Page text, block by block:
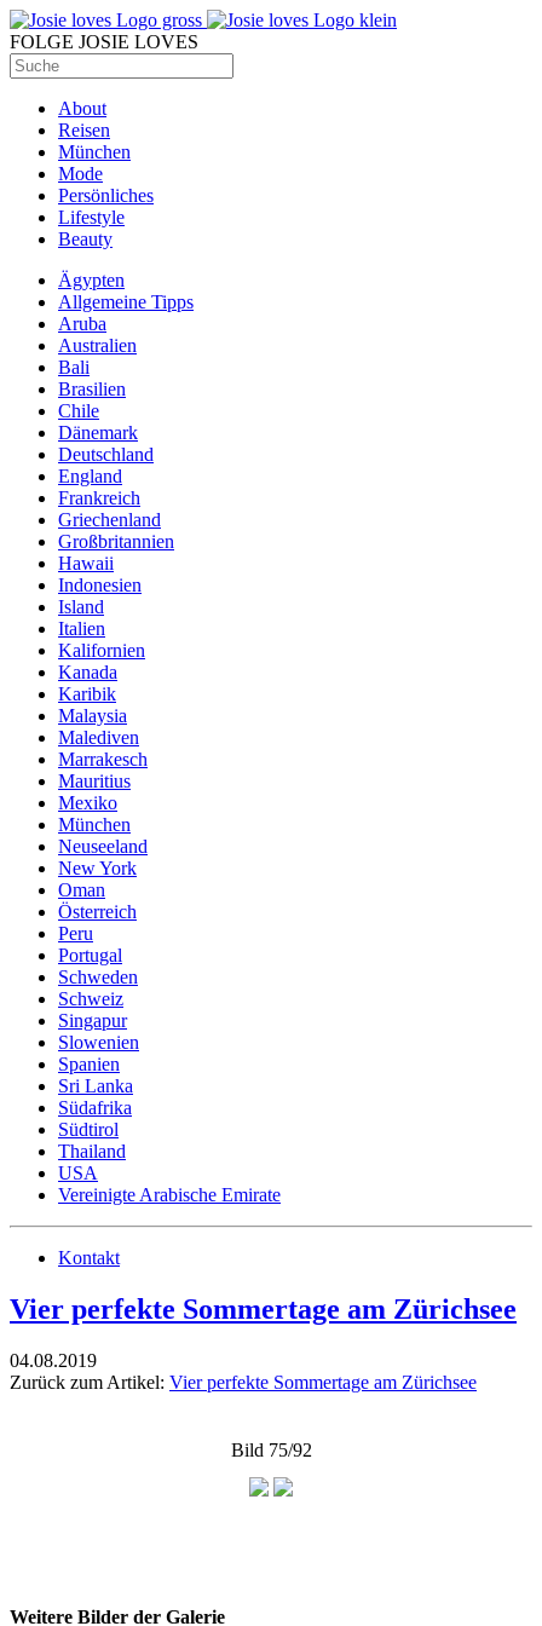
FOLGE JOSIE LOVES
About
Reisen
München
Mode
Persönliches
Lifestyle
Beauty
Ägypten
Allgemeine Tipps
Aruba
Australien
Bali
Brasilien
Chile
Dänemark
Deutschland
England
Frankreich
Griechenland
Großbritannien
Hawaii
Indonesien
Island
Italien
Kalifornien
Kanada
Karibik
Malaysia
Malediven
Marrakesch
Mauritius
Mexiko
München
Neuseeland
New York
Oman
Österreich
Peru
Portugal
Schweden
Schweiz
Singapur
Slowenien
Spanien
Sri Lanka
Südafrika
Südtirol
Thailand
USA
Vereinigte Arabische Emirate
Kontakt
Vier perfekte Sommertage am Zürichsee
04.08.2019
Zurück zum Artikel: Vier perfekte Sommertage am Zürichsee
Bild 75/92
Weitere Bilder der Galerie